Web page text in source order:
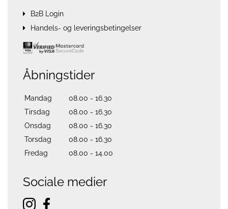
B2B Login
Handels- og leveringsbetingelser
Åbningstider
Mandag
08.00 - 16.30
Tirsdag
08.00 - 16.30
Onsdag
08.00 - 16.30
Torsdag
08.00 - 16.30
Fredag
08.00 - 14.00
Sociale medier
instagram
facebook